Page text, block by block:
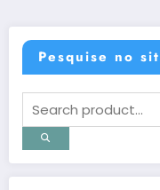
Pesquise no